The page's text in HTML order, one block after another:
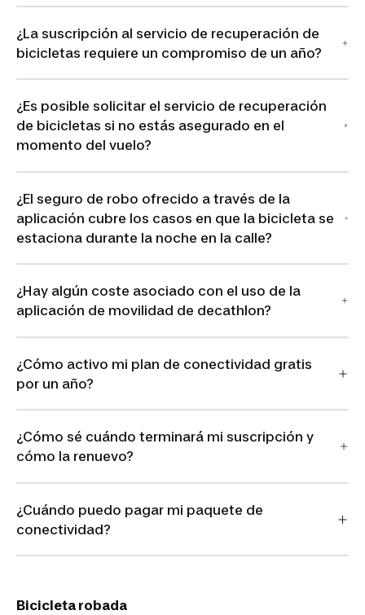
¿La suscripción al servicio de recuperación de
bicicletas requiere un compromiso de un año?
¿Es posible solicitar el servicio de recuperación
de bicicletas si no estás asegurado en el
momento del vuelo?
¿El seguro de robo ofrecido a través de la
aplicación cubre los casos en que la bicicleta se
estaciona durante la noche en la calle?
¿Hay algún coste asociado con el uso de la
aplicación de movilidad de decathlon?
¿Cómo activo mi plan de conectividad gratis
por un año?
¿Cómo sé cuándo terminará mi suscripción y
cómo la renuevo?
¿Cuándo puedo pagar mi paquete de
conectividad?
Bicicleta robada